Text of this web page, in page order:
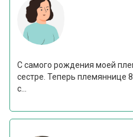
С самого рождения моей
сестре. Теперь племяннице
с...